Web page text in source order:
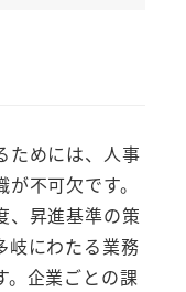
ためには、人事
不可欠です。
、昇進基準の策
岐にわたる業務
。企業ごとの課